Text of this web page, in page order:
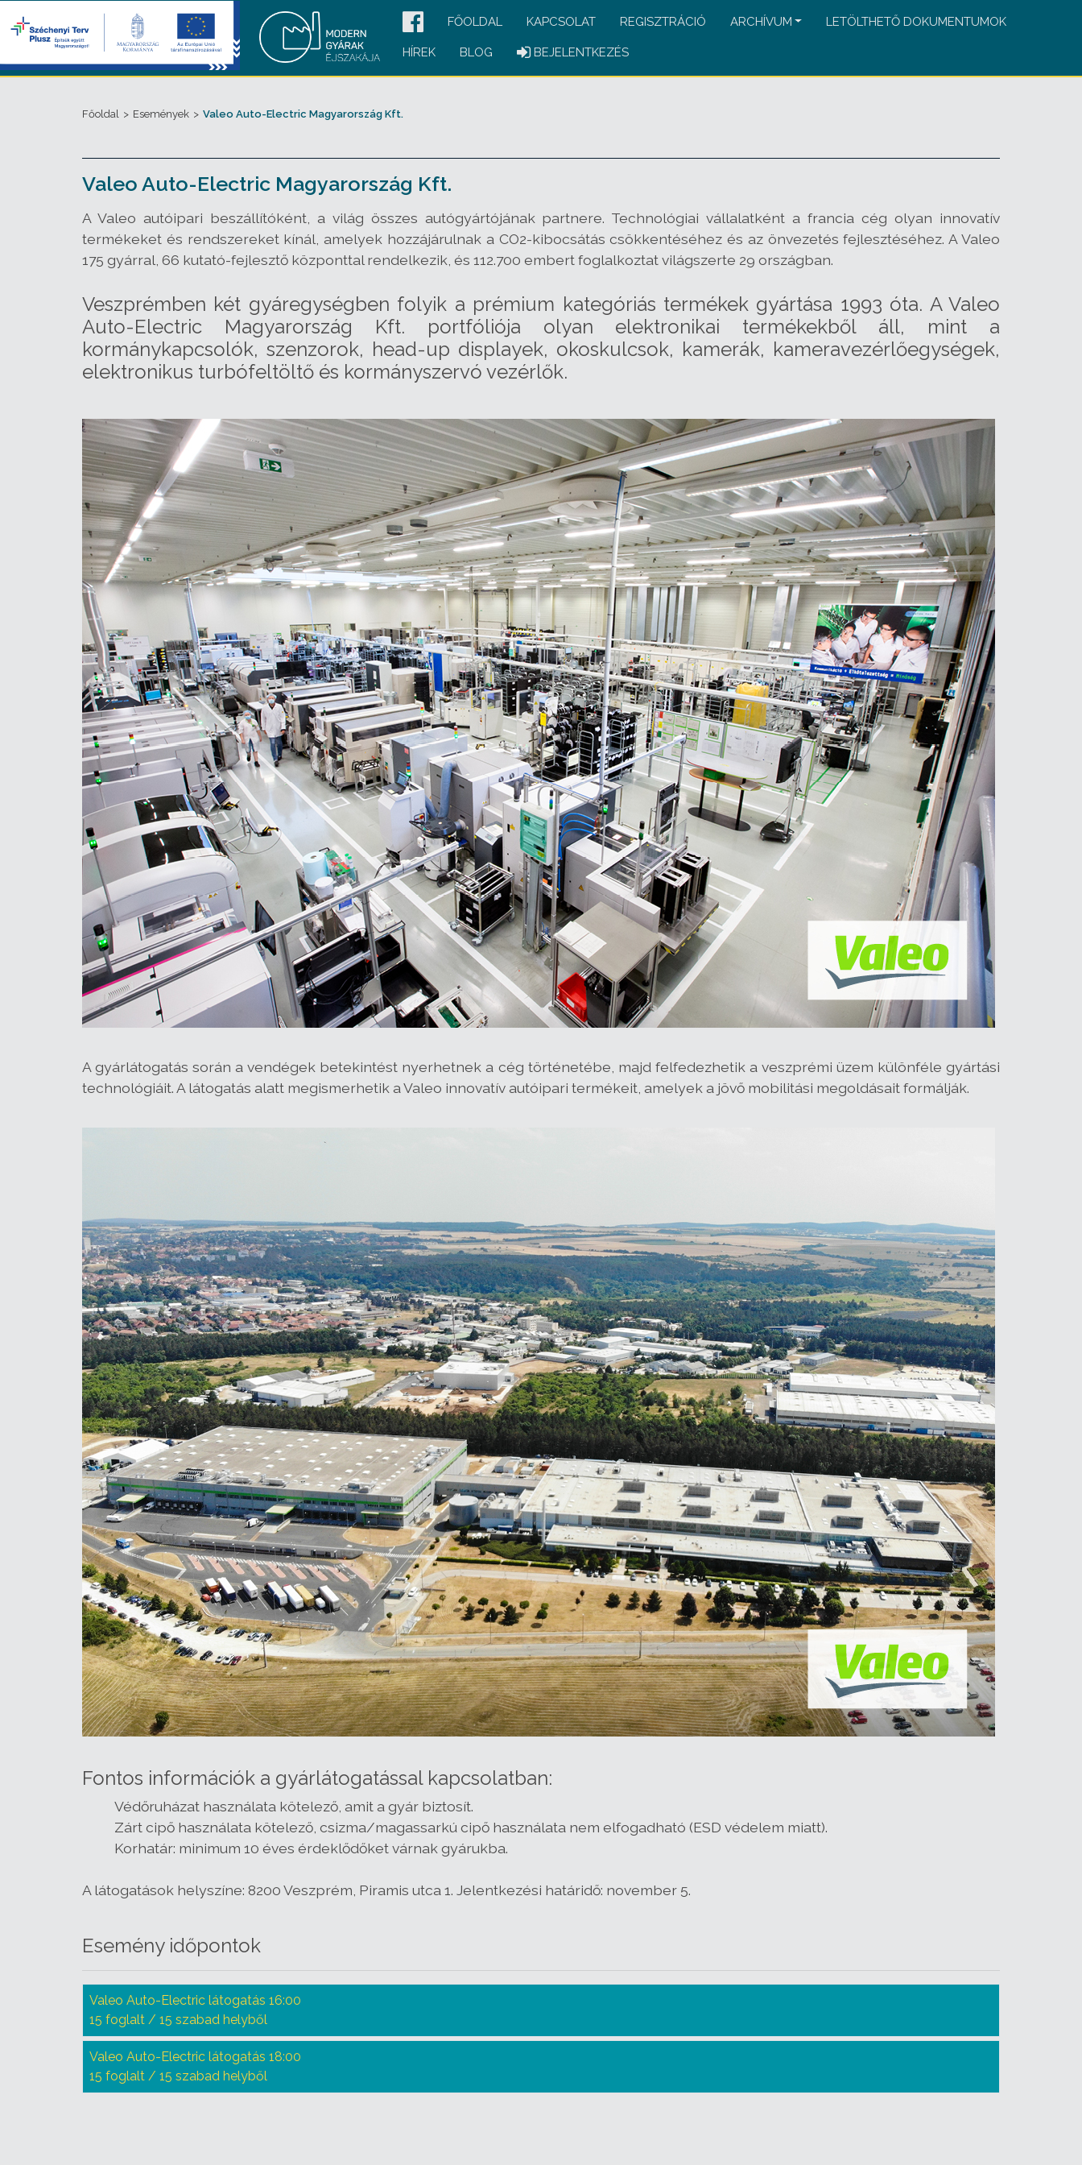
FŐOLDAL KAPCSOLAT REGISZTRÁCIÓ ARCHÍVUM LETÖLTHETŐ DOKUMENTUMOK
HÍREK BLOG BEJELENTKEZÉS
Főoldal > Események > Valeo Auto-Electric Magyarország Kft.
Valeo Auto-Electric Magyarország Kft.
A Valeo autóipari beszállítóként, a világ összes autógyártójának partnere. Technológiai vállalatként a francia cég olyan innovatív
termékeket és rendszereket kínál, amelyek hozzájárulnak a CO2-kibocsátás csökkentéséhez és az önvezetés fejlesztéséhez. A Valeo
175 gyárral, 66 kutató-fejlesztő központtal rendelkezik, és 112.700 embert foglalkoztat világszerte 29 országban.
Veszprémben két gyáregységben folyik a prémium kategóriás termékek gyártása 1993 óta. A Valeo
Auto-Electric Magyarország Kft. portfóliója olyan elektronikai termékekből áll, mint a
kormánykapcsolók, szenzorok, head-up displayek, okoskulcsok, kamerák, kameravezérlőegységek,
elektronikus turbófeltöltő és kormányszervó vezérlők.
A gyárlátogatás során a vendégek betekintést nyerhetnek a cég történetébe, majd felfedezhetik a veszprémi üzem különféle gyártási
technológiáit. A látogatás alatt megismerhetik a Valeo innovatív autóipari termékeit, amelyek a jövő mobilitási megoldásait formálják.
Fontos információk a gyárlátogatással kapcsolatban:
Védőruházat használata kötelező, amit a gyár biztosít.
Zárt cipő használata kötelező, csizma/magassarkú cipő használata nem elfogadható (ESD védelem miatt).
Korhatár: minimum 10 éves érdeklődőket várnak gyárukba.
A látogatások helyszíne: 8200 Veszprém, Piramis utca 1. Jelentkezési határidő: november 5.
Esemény időpontok
Valeo Auto-Electric látogatás 16:00
15 foglalt / 15 szabad helyből
Valeo Auto-Electric látogatás 18:00
15 foglalt / 15 szabad helyből